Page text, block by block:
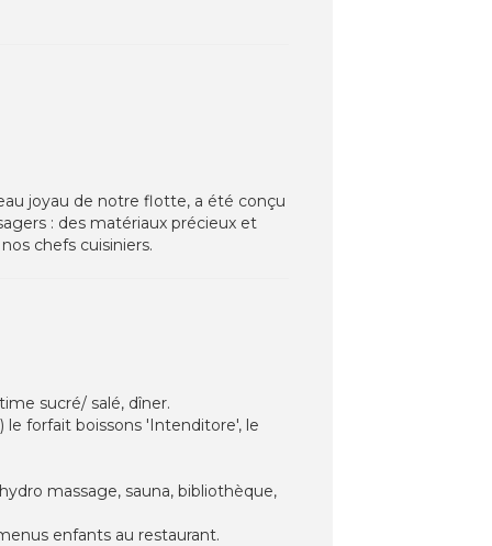
joyau de notre flotte, a été conçu
: des matériaux précieux et
chefs cuisiniers.
sucré/ salé, dîner.
le forfait boissons 'Intenditore', le
massage, sauna, bibliothèque,
enfants au restaurant.